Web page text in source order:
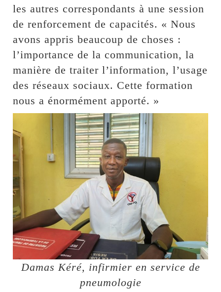
les autres correspondants à une session
de renforcement de capacités. « Nous
avons appris beaucoup de choses :
l’importance de la communication, la
manière de traiter l’information, l’usage
des réseaux sociaux. Cette formation
nous a énormément apporté. »
Damas Kéré, infirmier en service de
pneumologie